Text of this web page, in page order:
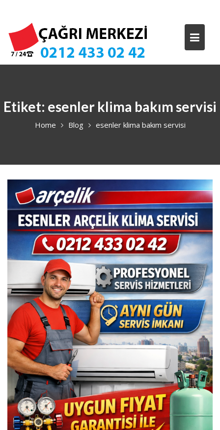
content
Etiket: esenler klima bakım servisi
Home Blog esenler klima bakım servisi